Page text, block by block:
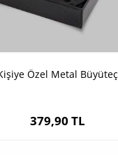
Özel Metal Büyüteç
379,90 TL